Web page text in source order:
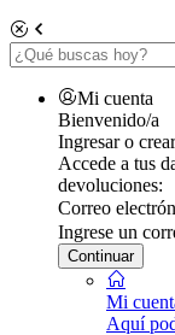
Mi cuenta
Bienvenido/a
Ingresar o
Accede a tus
devoluciones:
Correo
Ingrese un
Continuar
Mi
Aquí